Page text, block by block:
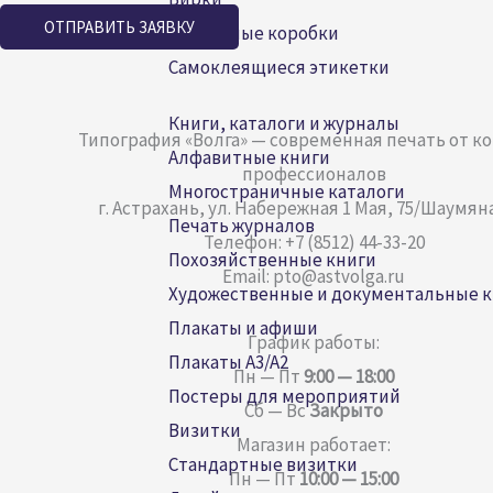
Картонные коробки
Самоклеящиеся этикетки
Книги, каталоги и журналы
Алфавитные книги
Многостраничные каталоги
Печать журналов
Похозяйственные книги
Художественные и документальные
Плакаты и афиши
Плакаты A3/A2
Постеры для мероприятий
Визитки
Стандартные визитки
ОТПРАВИТЬ ЗАЯВКУ
Типография «Волга» — современная печать от
профессионалов
г. Астрахань, ул. Набережная 1 Мая, 75/
Телефон: +7 (8512) 44-33-20
Email: pto@astvolga.ru
График работы:
Пн — Пт9:00 — 18:00
Сб — ВсЗакрыто
Магазин работает:
Пн — Пт10:00 — 15:00